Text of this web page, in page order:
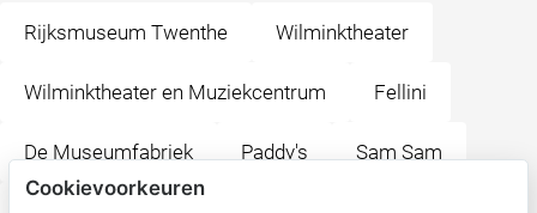
Rijksmuseum Twenthe Wilminktheater
Wilminktheater en Muziekcentrum Fellini
De Museumfabriek Paddy's Sam Sam
Cookievoorkeuren